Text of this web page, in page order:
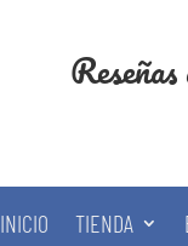
INICIO TIENDA